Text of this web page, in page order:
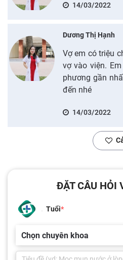
14/03/2022
Dương Thị Hạnh
Vợ em có triệu
vợ vào viện.
phương gần
đến nhé
14/03/2022
ĐẶT CÂU HỎI
Tuổi
Chọn chuyên khoa